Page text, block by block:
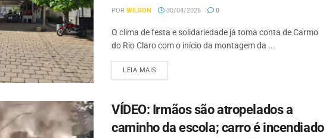
POR WILSON 30/04/2026 0
O clima de festa e solidariedade já toma conta de Carmo
do Rio Claro com o início da montagem da ...
LEIA MAIS
VÍDEO: Irmãos são atropelados a
caminho da escola; carro é incendiado